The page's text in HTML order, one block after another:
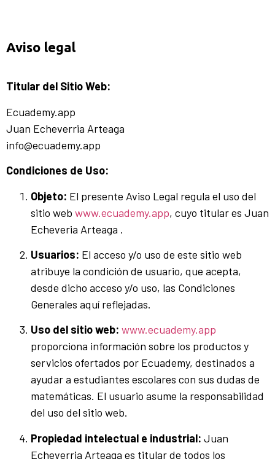
Aviso legal
Titular del Sitio Web:
Ecuademy.app
Juan Echeverria Arteaga
info@ecuademy.app
Condiciones de Uso:
Objeto: El presente Aviso Legal regula el uso del
sitio web www.ecuademy.app, cuyo titular es Juan
Echeveria Arteaga .
Usuarios: El acceso y/o uso de este sitio web
atribuye la condición de usuario, que acepta,
desde dicho acceso y/o uso, las Condiciones
Generales aquí reflejadas.
Uso del sitio web: www.ecuademy.app
proporciona información sobre los productos y
servicios ofertados por Ecuademy, destinados a
ayudar a estudiantes escolares con sus dudas de
matemáticas. El usuario asume la responsabilidad
del uso del sitio web.
Propiedad intelectual e industrial: Juan
Echeverria Arteaga es titular de todos los